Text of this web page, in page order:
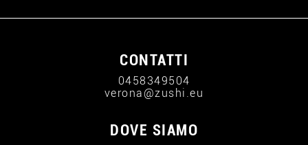
CONTATTI
0458349504
verona@zushi.eu
DOVE SIAMO